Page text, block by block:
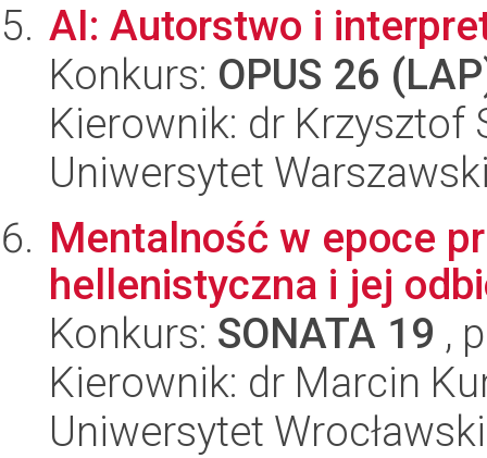
AI: Autorstwo i
Konkurs: OPUS 26
Kierownik: dr Krzysztof
Uniwersytet
Mentalność w epoce
hellenistyczna i jej
Konkurs: SONATA 19 ,
Kierownik: dr Marcin
Uniwersytet